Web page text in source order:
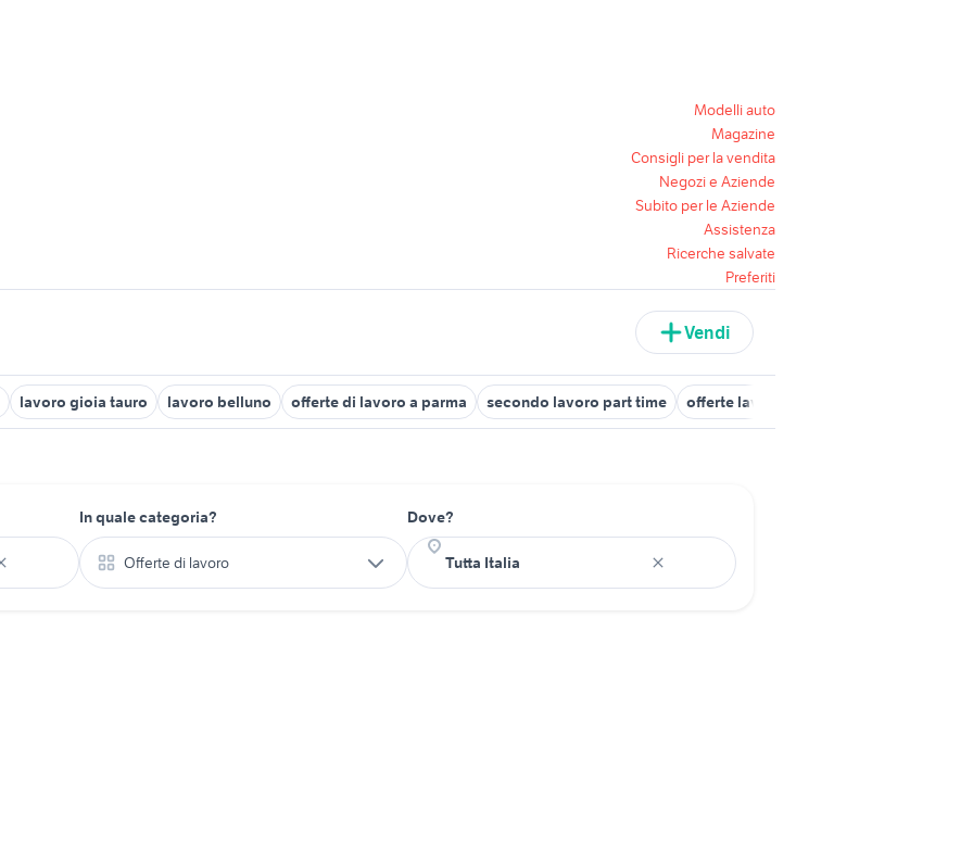
Modelli auto
Magazine
Consigli per la vendita
Negozi e Aziende
Subito per le Aziende
Assistenza
Ricerche salvate
Preferiti
Vendi
lavoro gioia tauro lavoro belluno offerte di lavoro a parma secondo lavoro part time offerte lavoro cagliari
In quale categoria?
Offerte di lavoro
Dove?